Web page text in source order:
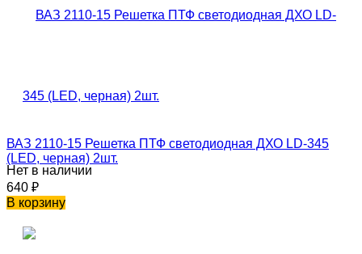
ВАЗ 2110-15 Решетка ПТФ светодиодная ДХО LD-345
(LED, черная) 2шт.
Нет в наличии
640 ₽
В корзину